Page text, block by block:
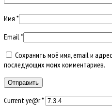
Имя *
Email*
Сохранить моё имя, email и
последующих моих комментариев.
Current ye@r*